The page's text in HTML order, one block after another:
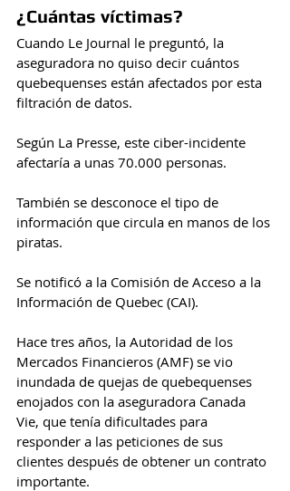
¿Cuántas víctimas?
Cuando Le Journal le preguntó, la
aseguradora no quiso decir cuántos
quebequenses están afectados por esta
filtración de datos.
Según La Presse, este ciber-incidente
afectaría a unas 70.000 personas.
También se desconoce el tipo de
información que circula en manos de los
piratas.
Se notificó a la Comisión de Acceso a la
Información de Quebec (CAI).
Hace tres años, la Autoridad de los
Mercados Financieros (AMF) se vio
inundada de quejas de quebequenses
enojados con la aseguradora Canada
Vie, que tenía dificultades para
responder a las peticiones de sus
clientes después de obtener un contrato
importante.